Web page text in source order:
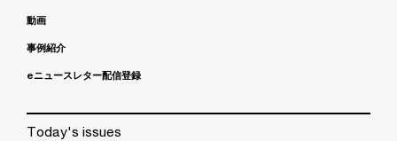
動画
事例紹介
eニュースレター配信登録
Today's issues